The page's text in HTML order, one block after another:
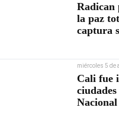
Radican
la paz
captura
miércoles 5 de
Cali fue